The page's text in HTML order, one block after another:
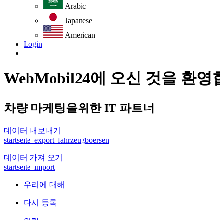
Arabic
Japanese
American
Login
WebMobil24에 오신 것을 환영
차량 마케팅을위한 IT 파트너
데이터 내보내기
startseite_export_fahrzeugboersen
데이터 가져 오기
startseite_import
우리에 대해
다시 등록